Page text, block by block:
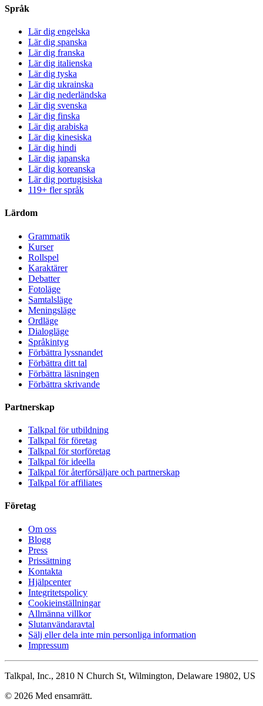
Språk
Lär dig engelska
Lär dig spanska
Lär dig franska
Lär dig italienska
Lär dig tyska
Lär dig ukrainska
Lär dig nederländska
Lär dig svenska
Lär dig finska
Lär dig arabiska
Lär dig kinesiska
Lär dig hindi
Lär dig japanska
Lär dig koreanska
Lär dig portugisiska
119+ fler språk
Lärdom
Grammatik
Kurser
Rollspel
Karaktärer
Debatter
Fotoläge
Samtalsläge
Meningsläge
Ordläge
Dialogläge
Språkintyg
Förbättra lyssnandet
Förbättra ditt tal
Förbättra läsningen
Förbättra skrivande
Partnerskap
Talkpal för utbildning
Talkpal för företag
Talkpal för storföretag
Talkpal för ideella
Talkpal för återförsäljare och partnerskap
Talkpal för affiliates
Företag
Om oss
Blogg
Press
Prissättning
Kontakta
Hjälpcenter
Integritetspolicy
Cookieinställningar
Allmänna villkor
Slutanvändaravtal
Sälj eller dela inte min personliga information
Impressum
Talkpal, Inc., 2810 N Church St, Wilmington, Delaware 19802, US
© 2026 Med ensamrätt.